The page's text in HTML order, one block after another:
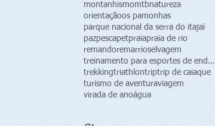
montanhismomtbnatureza
orientaçãoos pamonhas
parque nacional da serra do itajaí
pazpescapetpraiapraia de rio
remandoremarrioselvagem
treinamento para esportes de endurance
trekkingtriathlontriptrip de caiaque
turismo de aventuraviagem
virada de anoágua